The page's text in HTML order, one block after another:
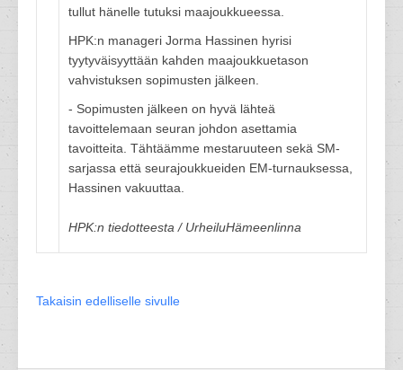
tullut hänelle tutuksi maajoukkueessa.
HPK:n manageri Jorma Hassinen hyrisi
tyytyväisyyttään kahden maajoukkuetason
vahvistuksen sopimusten jälkeen.
- Sopimusten jälkeen on hyvä lähteä
tavoittelemaan seuran johdon asettamia
tavoitteita. Tähtäämme mestaruuteen sekä SM-
sarjassa että seurajoukkueiden EM-turnauksessa,
Hassinen vakuuttaa.
HPK:n tiedotteesta / UrheiluHämeenlinna
Takaisin edelliselle sivulle